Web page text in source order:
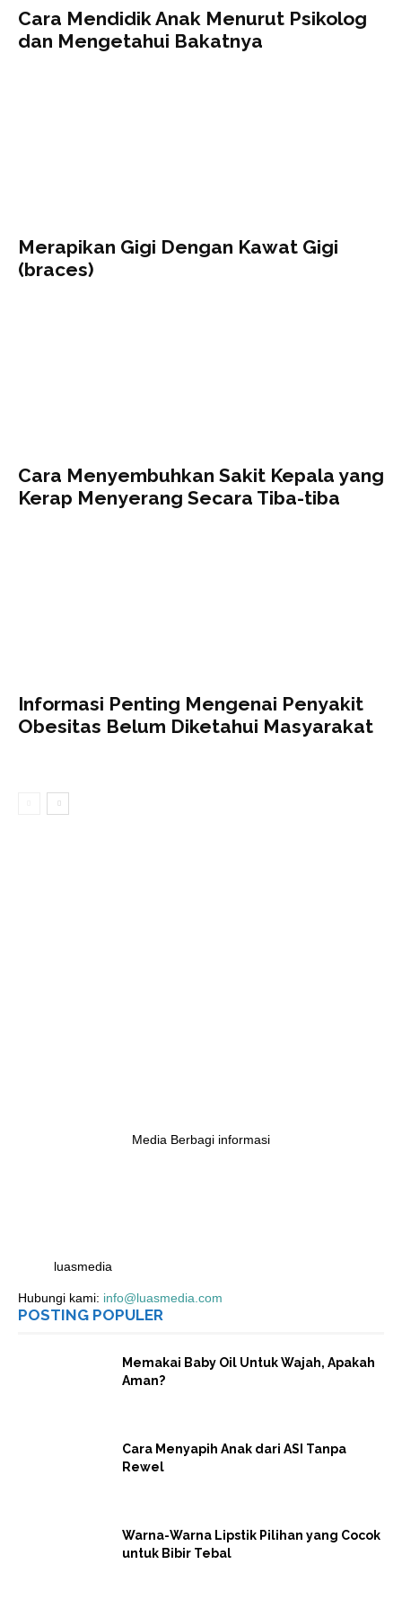
Cara Mendidik Anak Menurut Psikolog
dan Mengetahui Bakatnya
Merapikan Gigi Dengan Kawat Gigi
(braces)
Cara Menyembuhkan Sakit Kepala yang
Kerap Menyerang Secara Tiba-tiba
Informasi Penting Mengenai Penyakit
Obesitas Belum Diketahui Masyarakat
Media Berbagi informasi
luasmedia
Hubungi kami: info@luasmedia.com
POSTING POPULER
Memakai Baby Oil Untuk Wajah, Apakah
Aman?
Cara Menyapih Anak dari ASI Tanpa
Rewel
Warna-Warna Lipstik Pilihan yang Cocok
untuk Bibir Tebal